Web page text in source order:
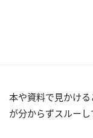
本や資料で見かけ
が分からずスルー